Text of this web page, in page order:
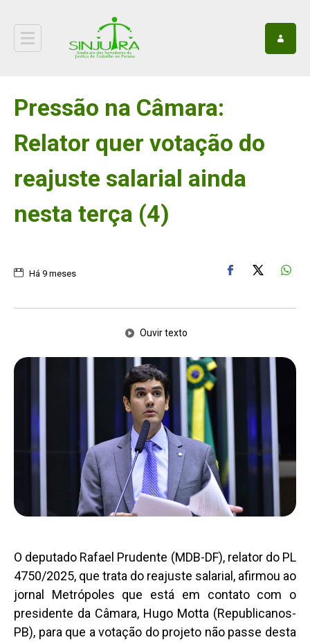
Pressão na Câmara:
Relator quer votação do
reajuste salarial ainda
nesta terça (4)
Há 9 meses
Ouvir texto
O deputado Rafael Prudente (MDB-DF), relator do PL
4750/2025, que trata do reajuste salarial, afirmou ao
jornal Metrópoles que está em contato com o
presidente da Câmara, Hugo Motta (Republicanos-
PB), para que a votação do projeto não passe desta